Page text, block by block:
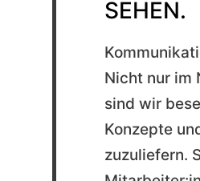
SEHEN.
Nicht nur im
sind wir
Konzepte
zuzuliefern.